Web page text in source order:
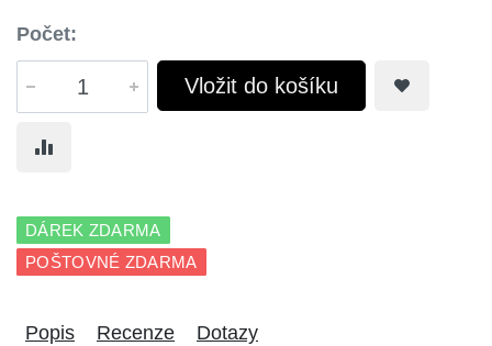
Počet:
Vložit do košíku
DÁREK ZDARMA
POŠTOVNÉ ZDARMA
Popis Recenze Dotazy